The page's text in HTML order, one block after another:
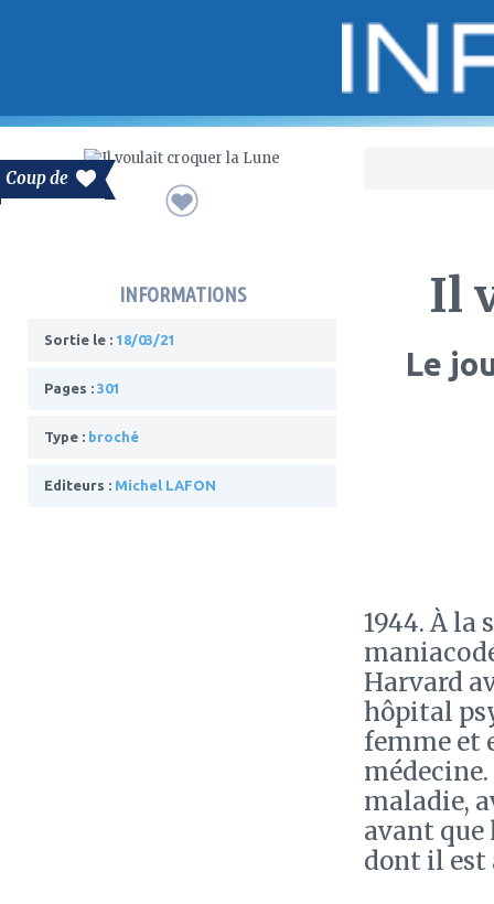
Coup de
INFORMATIONS
Sortie le : 18/03/21
Pages : 301
Type : broché
Editeurs : Michel LAFON
Il
Le
1944. À la
Harvard
hôpital
femme et
maladie,
avant
dont il est